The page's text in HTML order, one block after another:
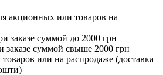
акционных или товаров на
заказе суммой до 2000 грн
заказе суммой свыше 2000 грн
или на распродаже (доставка